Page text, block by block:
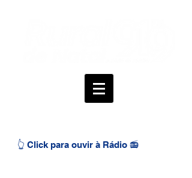
👆 Click para ouvir à Rádio 📻